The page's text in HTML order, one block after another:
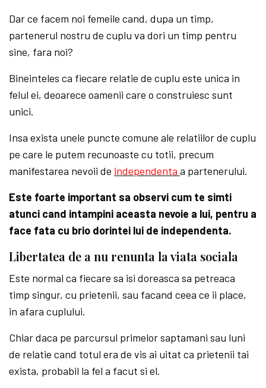
Dar ce facem noi femeile cand, dupa un timp,
partenerul nostru de cuplu va dori un timp pentru
sine, fara noi?
Bineinteles ca fiecare relatie de cuplu este unica in
felul ei, deoarece oamenii care o construiesc sunt
unici.
Insa exista unele puncte comune ale relatiilor de cuplu
pe care le putem recunoaste cu totii, precum
manifestarea nevoii de independenta a partenerului.
Este foarte important sa observi cum te simti
atunci cand intampini aceasta nevoie a lui, pentru a
face fata cu brio dorintei lui de independenta.
Libertatea de a nu renunta la viata sociala
Este normal ca fiecare sa isi doreasca sa petreaca
timp singur, cu prietenii, sau facand ceea ce ii place,
in afara cuplului.
Chiar daca pe parcursul primelor saptamani sau luni
de relatie cand totul era de vis ai uitat ca prietenii tai
exista, probabil la fel a facut si el.